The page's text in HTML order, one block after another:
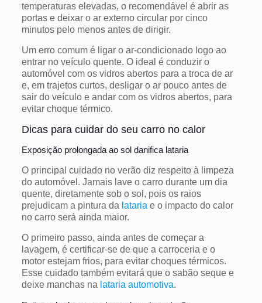
temperaturas elevadas, o recomendável é abrir as
portas e deixar o ar externo circular por cinco
minutos pelo menos antes de dirigir.
Um erro comum é ligar o ar-condicionado logo ao
entrar no veículo quente. O ideal é conduzir o
automóvel com os vidros abertos para a troca de ar
e, em trajetos curtos, desligar o ar pouco antes de
sair do veículo e andar com os vidros abertos, para
evitar choque térmico.
Dicas para cuidar do seu carro no calor
Exposição prolongada ao sol danifica lataria
O principal cuidado no verão diz respeito à limpeza
do automóvel. Jamais lave o carro durante um dia
quente, diretamente sob o sol, pois os raios
prejudicam a pintura da lataria e o impacto do calor
no carro será ainda maior.
O primeiro passo, ainda antes de começar a
lavagem, é certificar-se de que a carroceria e o
motor estejam frios, para evitar choques térmicos.
Esse cuidado também evitará que o sabão seque e
deixe manchas na lataria automotiva.